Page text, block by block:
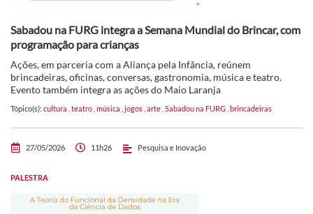
Sabadou na FURG integra a Semana Mundial do Brincar, com
programação para crianças
Ações, em parceria com a Aliança pela Infância, reúnem
brincadeiras, oficinas, conversas, gastronomia, música e teatro.
Evento também integra as ações do Maio Laranja
Tópico(s): cultura teatro música jogos arte Sabadou na FURG brincadeiras
27/05/2026 11h26 Pesquisa e Inovação
PALESTRA